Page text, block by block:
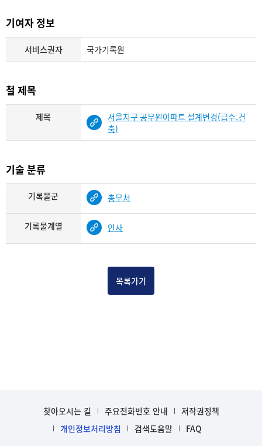
기여자 정보
서비스권자 국가기록원
철 제목
제목
서울지구 공무원아파트 설계변경(급수,건
축)
기술 분류
기록물군 총무처
기록물계열 인사
목록가기
찾아오시는 길 주요전화번호 안내
저작권정책
개인정보처리방침
검색도움말 FAQ